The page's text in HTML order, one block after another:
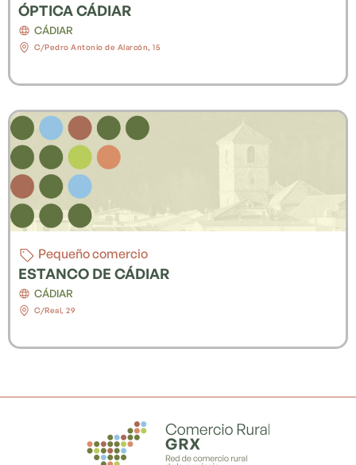
ÓPTICA CÁDIAR
CÁDIAR
C/Pedro Antonio de Alarcón, 15
Pequeño comercio
ESTANCO DE CÁDIAR
CÁDIAR
C/Real, 29